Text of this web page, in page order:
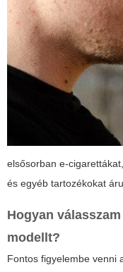
elsősorban e-
és egyéb tartozékokat
Hogyan
modellt?
Fontos figyelembe venni